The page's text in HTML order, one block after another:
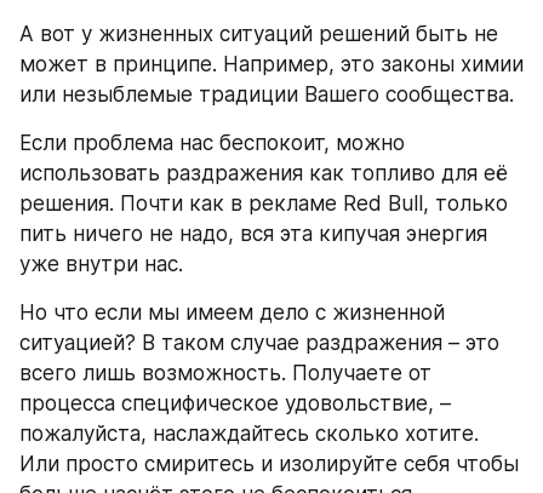
А вот у жизненных ситуаций решений быть не
может в принципе. Например, это законы химии
или незыблемые традиции Вашего сообщества.
Если проблема нас беспокоит, можно
использовать раздражения как топливо для её
решения. Почти как в рекламе Red Bull, только
пить ничего не надо, вся эта кипучая энергия
уже внутри нас.
Но что если мы имеем дело с жизненной
ситуацией? В таком случае раздражения – это
всего лишь возможность. Получаете от
процесса специфическое удовольствие, –
пожалуйста, наслаждайтесь сколько хотите.
Или просто смиритесь и изолируйте себя чтобы